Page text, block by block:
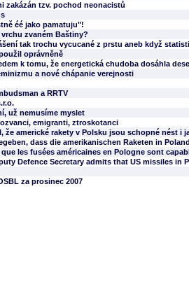
zakázán tzv. pochod neonacistů
éé jako pamatuju"!
zvaném Baštiny?
tak trochu vycucané z prstu aneb když
oprávněně
k tomu, že energetická chudoba dosáhla
a nové chápanie verejnosti
a RRTV
už nemusíme myslet
emigranti, ztroskotanci
že americké rakety v Polsku jsou schopné nést i
dass die amerikanischen Raketen in
les fusées américaines en Pologne sont
Defence Secretary admits that US missiles
za prosinec 2007